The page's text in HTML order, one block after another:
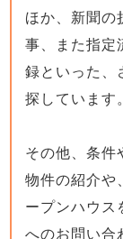
ほか、新聞の
事、また指定
録といった、
探しています。
その他、条件
物件の紹介や
ープンハウス
へのお問い合